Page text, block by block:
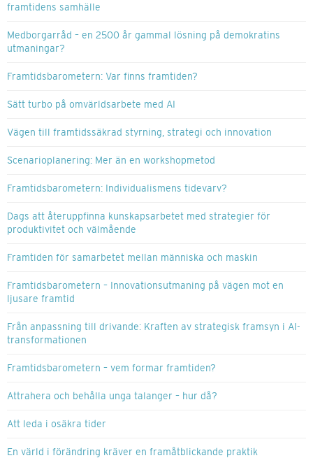
framtidens samhälle
Medborgarråd – en 2500 år gammal lösning på demokratins
utmaningar?
Framtidsbarometern: Var finns framtiden?
Sätt turbo på omvärldsarbete med AI
Vägen till framtidssäkrad styrning, strategi och innovation
Scenarioplanering: Mer än en workshopmetod
Framtidsbarometern: Individualismens tidevarv?
Dags att återuppfinna kunskapsarbetet med strategier för
produktivitet och välmående
Framtiden för samarbetet mellan människa och maskin
Framtidsbarometern – Innovationsutmaning på vägen mot en
ljusare framtid
Från anpassning till drivande: Kraften av strategisk framsyn i AI-
transformationen
Framtidsbarometern – vem formar framtiden?
Attrahera och behålla unga talanger – hur då?
Att leda i osäkra tider
En värld i förändring kräver en framåtblickande praktik